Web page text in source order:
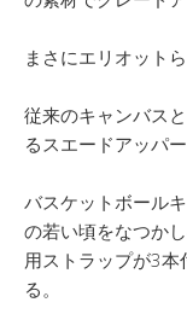
まさにエリオット
従来のキャンバス
るスエードアッパ
バスケットボール
の若い頃をなつか
用ストラップが3
る。